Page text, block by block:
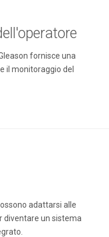
fornisce una
il monitoraggio del
adattarsi alle
diventare un sistema